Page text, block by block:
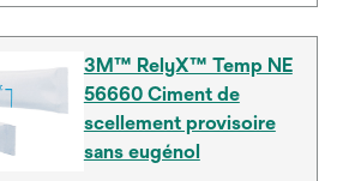
3M™ RelyX™ Temp NE
56660 Ciment de
scellement provisoire
sans eugénol